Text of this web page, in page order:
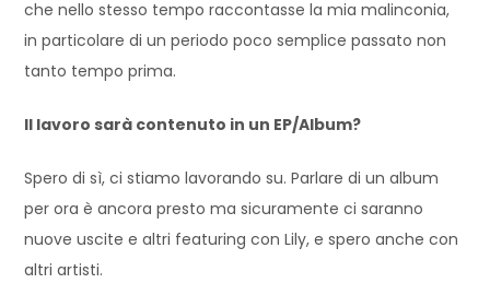
che nello stesso tempo raccontasse la mia malinconia,
in particolare di un periodo poco semplice passato non
tanto tempo prima.
Il lavoro sarà contenuto in un EP/Album?
Spero di sì, ci stiamo lavorando su. Parlare di un album
per ora è ancora presto ma sicuramente ci saranno
nuove uscite e altri featuring con Lily, e spero anche con
altri artisti.